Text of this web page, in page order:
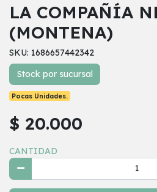
LA COMPAÑÍA
(MONTENA)
SKU: 1686657442342
Stock por sucursal
Pocas Unidades.
$ 20.000
CANTIDAD